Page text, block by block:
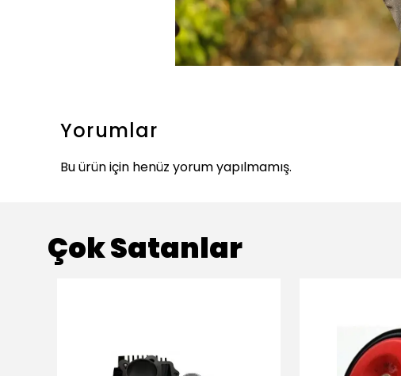
Yorumlar
Bu ürün için henüz yorum yapılmamış.
Çok Satanlar